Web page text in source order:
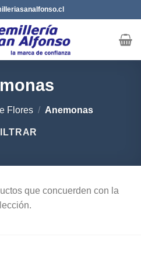
Flores / Anemonas
que concuerden con la